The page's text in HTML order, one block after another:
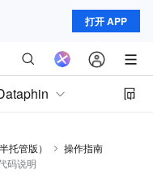
打开 APP
托管版）
操作指南
码说明